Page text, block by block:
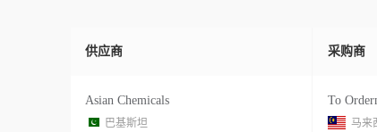
供应商 采购商
Asian Chemicals
巴基斯坦
To
马来